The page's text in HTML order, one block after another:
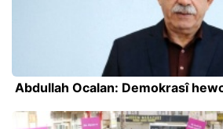
Abdullah Ocalan: Demokrasî